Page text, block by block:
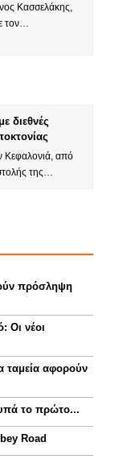
Κασσελάκης,
τον…
διεθνές
Κεφαλονιά, από
της…
πρόσληψη
Οι νέοι
ταμεία αφορούν
το πρώτο...
Road